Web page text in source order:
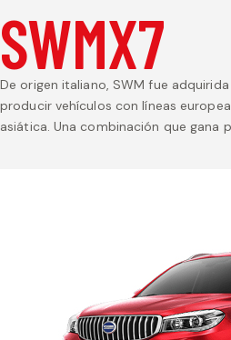
SWMX7
De origen italiano, SWM fue
producir vehículos con líneas
asiática. Una combinación que gana